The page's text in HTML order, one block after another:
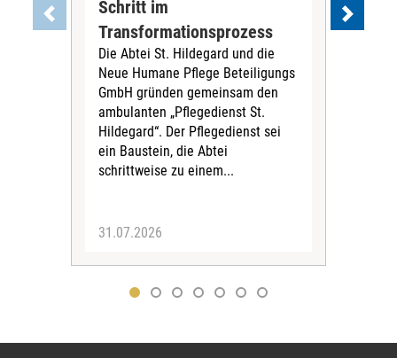
Schritt im
Transformationsprozess
Die Abtei St. Hildegard und die
Neue Humane Pflege Beteiligungs
GmbH gründen gemeinsam den
ambulanten „Pflegedienst St.
Hildegard“. Der Pflegedienst sei
ein Baustein, die Abtei
schrittweise zu einem...
31.07.2026